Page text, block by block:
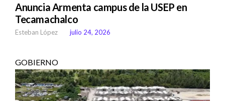
Anuncia Armenta campus de la USEP en
Tecamachalco
Esteban López julio 24, 2026
GOBIERNO